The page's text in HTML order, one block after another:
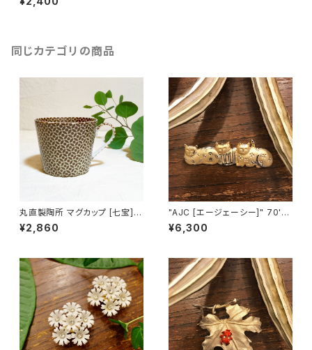
12]
同じカテゴリの商品
丸直製陶所 マグカップ [七宝]
（茶）
¥2,860
"AJC [エージェーシー]" 70's-
80's ３匹の猫ちゃんが並んだヴ
¥6,300